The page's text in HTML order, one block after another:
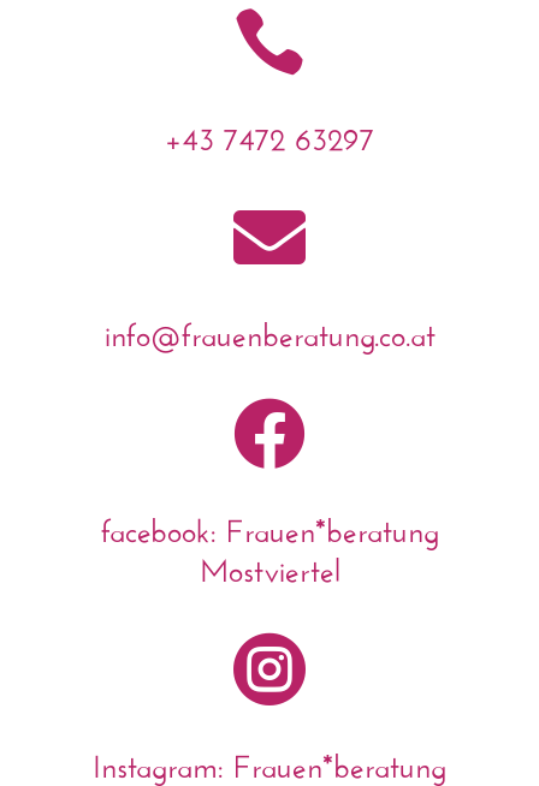

+43 7472 63297

info@frauenberatung.co.at

facebook: Frauen*beratung
Mostviertel

Instagram: Frauen*beratung